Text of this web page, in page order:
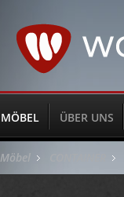
MÖBEL ÜBER UNS
Möbel